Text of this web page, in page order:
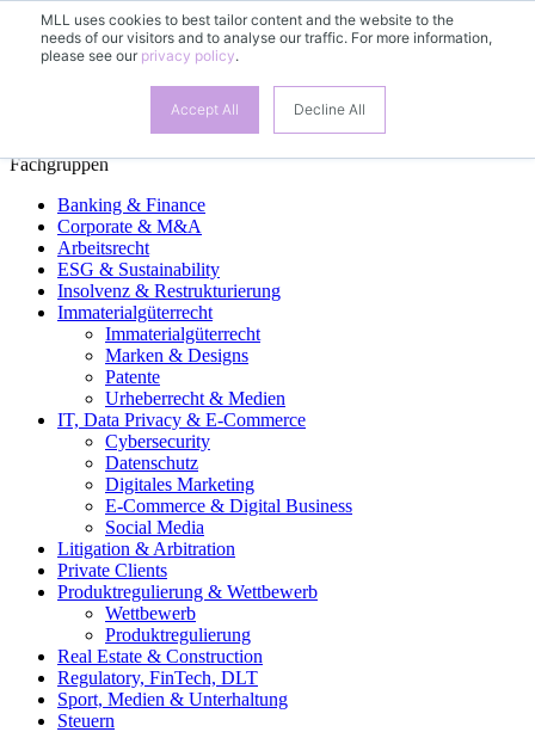
MLL uses cookies to best tailor content and the website to the
needs of our visitors and to analyse our traffic. For more information,
please see our privacy policy.
Accept All Decline All
FRES
Fachgruppen
Banking & Finance
Corporate & M&A
Arbeitsrecht
ESG & Sustainability
Insolvenz & Restrukturierung
Immaterialgüterrecht
Immaterialgüterrecht
Marken & Designs
Patente
Urheberrecht & Medien
IT, Data Privacy & E-Commerce
Cybersecurity
Datenschutz
Digitales Marketing
E-Commerce & Digital Business
Social Media
Litigation & Arbitration
Private Clients
Produktregulierung & Wettbewerb
Wettbewerb
Produktregulierung
Real Estate & Construction
Regulatory, FinTech, DLT
Sport, Medien & Unterhaltung
Steuern